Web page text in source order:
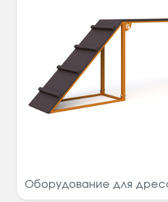
Оборудование для